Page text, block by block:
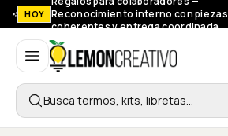
HOY
Reconocimiento interno con piezas
coherentes y entrega coordinada.
Lemon Creativo
Busca termos, kits, libretas…